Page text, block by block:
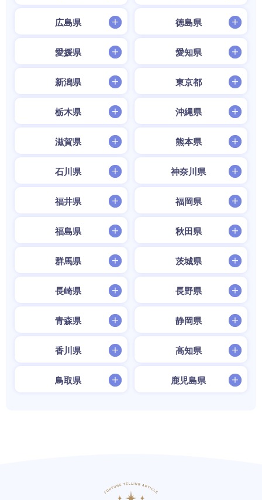
広島県 徳島県
愛媛県 愛知県
新潟県 東京都
栃木県 沖縄県
滋賀県 熊本県
石川県 神奈川県
福井県 福岡県
福島県 秋田県
群馬県 茨城県
長崎県 長野県
青森県 静岡県
香川県 高知県
鳥取県 鹿児島県